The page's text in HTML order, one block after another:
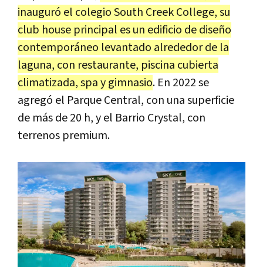
inauguró el colegio South Creek College, su
club house principal es un edificio de diseño
contemporáneo levantado alrededor de la
laguna, con restaurante, piscina cubierta
climatizada, spa y gimnasio. En 2022 se
agregó el Parque Central, con una superficie
de más de 20 h, y el Barrio Crystal, con
terrenos premium.